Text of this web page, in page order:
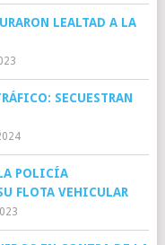
LEALTAD A LA
SECUESTRAN
POLICÍA
FLOTA VEHICULAR